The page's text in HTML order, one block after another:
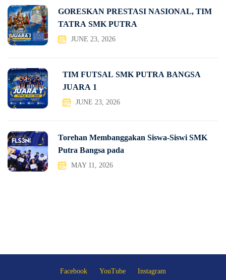
GORESKAN PRESTASI NASIONAL, TIM
TATRA SMK PUTRA
JUNE 23, 2026
TIM FUTSAL SMK PUTRA BANGSA
JUARA 1
JUNE 23, 2026
Torehan Membanggakan Siswa-Siswi SMK
Putra Bangsa pada
MAY 11, 2026
Facebook YouTube Instagram